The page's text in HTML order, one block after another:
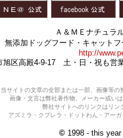
Ａ＆ＭＥナチュラ
無添加ドッグフード・キャット
http://
旭区高殿4-9-17 土・日・祝も営
当サイトの文章の全部または一部、画像等
画像・文言は弊社著作物、メーカー或い
弊社サイトへのリンクはリン
アズミラ・クプレラ・ドットわん・アー
© 1998 - this